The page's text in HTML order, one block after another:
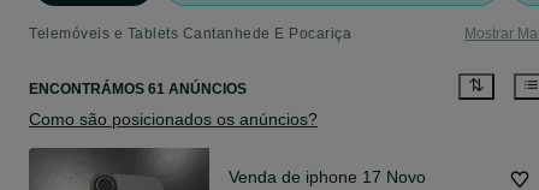
Telemóveis e Tablets Cantanhede E Pocariça Mostrar
ENCONTRÁMOS 61 ANÚNCIOS
Como são posicionados os anúncios?
Venda de iphone 17 Novo